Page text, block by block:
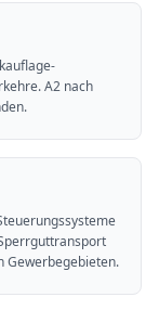
A2 nach
Gewerbegebieten.